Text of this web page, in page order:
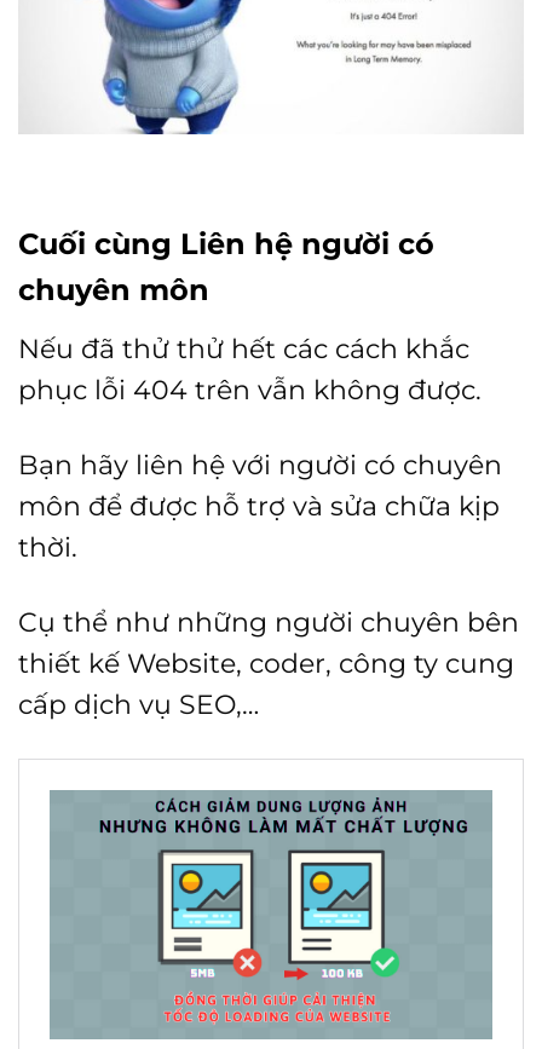
Cuối cùng Liên hệ người có
chuyên môn
Nếu đã thử thử hết các cách khắc
phục lỗi 404 trên vẫn không được.
Bạn hãy liên hệ với người có chuyên
môn để được hỗ trợ và sửa chữa kịp
thời.
Cụ thể như những người chuyên bên
thiết kế Website, coder, công ty cung
cấp dịch vụ SEO,…